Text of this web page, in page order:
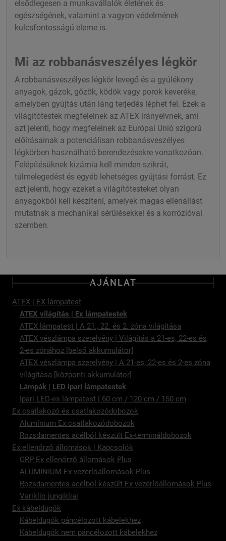
elsődlegesen a munkavállalók életének és
egészségének, valamint a vagyon védelmének
kulcsfontosságú eleme is.
Mi az robbanásveszélyes légkör
A robbanásveszélyes légkör levegő és a gyúlékony
anyagok, gázok, gőzök, ködök vagy porok keveréke,
amelyben gyújtás után láng terjedés léphet fel. Ezek a
világítótestek megfelelnek az ATEX irányelvnek, ami
azt jelenti, hogy megfelelnek az Európai Unió szigorú
előírásainak a potenciálisan robbanásveszélyes
légkörben használható berendezésekre vonatkozóan.
Felépítésüknek kizárnia kell minden szikrát,
túlmelegedést és egyéb lehetséges gyújtási forrást. Ez
azt jelenti, hogy ezeket a világítótesteket olyan
anyagokból kell készíteni, amelyek magas ellenállást
mutatnak a mechanikai sérülésekkel és a korrózióval
szemben.
AJÁNLAT
ATEX | EX lámpatest
ATEX világítás | Ex lámpatestek
ATEX lámpatest | A 21., 22. és 2. zóna világítása
ATEX vészlámpa szerelvény | Világítás a 21-es, 22-es és
2-es zónához [belső akkumulátor]
ATEX vészlámpa szerelvény | A 21-es, 22-es és 2-es zóna
világítása [központi akkumulátor]
Lámpák | LED ipari lámpatestek
Ipari LED-es lámpatest | 60 cm / 120 cm / 150 cm
Ex csatlakozó és csatlakozódobozok
Alumínium Ex csatlakozódobozok
Rozsdamentes acélból készült Ex-termináldobozok
Ex ellenőrző állomások | Kapcsolók
GRP Ex ellenőrző állomások Plus
ALUMINIUM Ex vezérlőállomások Plus
Rozsdamentes acélból készült Ex vezérlőállomások Plus
Variklio jungikliai
Ex kábeldugók
Kábeldugók páncélozott kábelekhez
Kábeldugók nem páncélozott kábelekhez